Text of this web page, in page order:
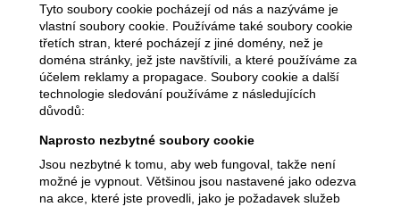
Tyto soubory cookie pocházejí od nás a nazýváme je
vlastní soubory cookie. Používáme také soubory cookie
třetích stran, které pocházejí z jiné domény, než je
doména stránky, jež jste navštívili, a které používáme za
účelem reklamy a propagace. Soubory cookie a další
technologie sledování používáme z následujících
důvodů:
Naprosto nezbytné soubory cookie
Jsou nezbytné k tomu, aby web fungoval, takže není
možné je vypnout. Většinou jsou nastavené jako odezva
na akce, které jste provedli, jako je požadavek služeb